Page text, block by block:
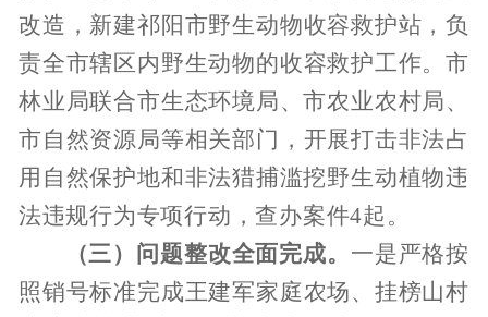
改造 ， 新建祁阳市野生动物收容救护站 ，负
责全市辖区内野生动物的收容救护工作。市
林业局联合市生态环境局、市农业农村局、
市 自然资源局等相关部门，开展打击非法占
用自然保护地和非法猎捕滥挖野生动植物违
法违规行为专项行动，查办案件4起。
（三）
问题整改全面完成。 一是严格按
照销号标准完成王建军家庭农场、挂榜山村